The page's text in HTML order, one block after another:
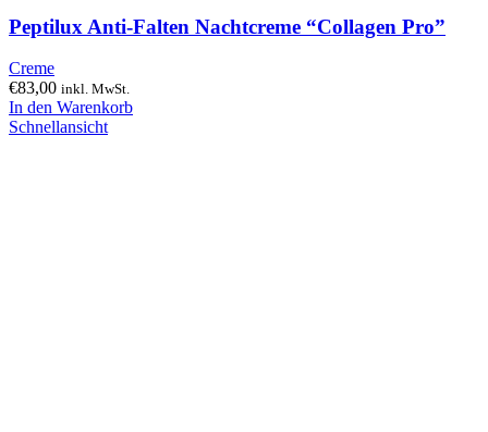
Peptilux Anti-Falten Nachtcreme “Collagen Pro”
Creme
€83,00 inkl. MwSt.
In den Warenkorb
Schnellansicht